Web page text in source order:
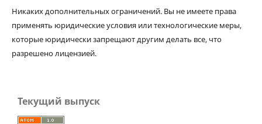
Никаких дополнительных ограничений. Вы не имеете права
применять юридические условия или технологические меры,
которые юридически запрещают другим делать все, что
разрешено лицензией.
Текущий выпуск